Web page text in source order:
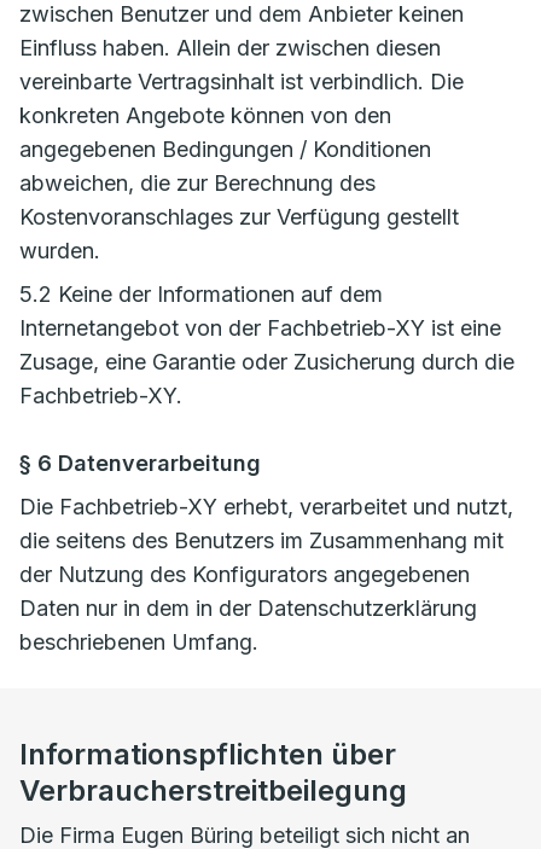
zwischen Benutzer und dem Anbieter keinen
Einfluss haben. Allein der zwischen diesen
vereinbarte Vertragsinhalt ist verbindlich. Die
konkreten Angebote können von den
angegebenen Bedingungen / Konditionen
abweichen, die zur Berechnung des
Kostenvoranschlages zur Verfügung gestellt
wurden.
5.2 Keine der Informationen auf dem
Internetangebot von der Fachbetrieb-XY ist eine
Zusage, eine Garantie oder Zusicherung durch die
Fachbetrieb-XY.
§ 6 Datenverarbeitung
Die Fachbetrieb-XY erhebt, verarbeitet und nutzt,
die seitens des Benutzers im Zusammenhang mit
der Nutzung des Konfigurators angegebenen
Daten nur in dem in der Datenschutzerklärung
beschriebenen Umfang.
Informationspflichten über
Verbraucherstreitbeilegung
Die Firma Eugen Büring beteiligt sich nicht an